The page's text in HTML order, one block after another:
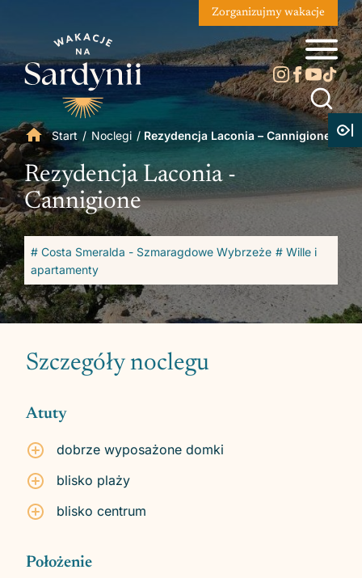
Zorganizujmy wakacje
Start / Noclegi / Rezydencja Laconia – Cannigione
Rezydencja Laconia -
Cannigione
# Costa Smeralda - Szmaragdowe Wybrzeże # Wille i
apartamenty
Szczegóły noclegu
Atuty
dobrze wyposażone domki
blisko plaży
blisko centrum
Położenie